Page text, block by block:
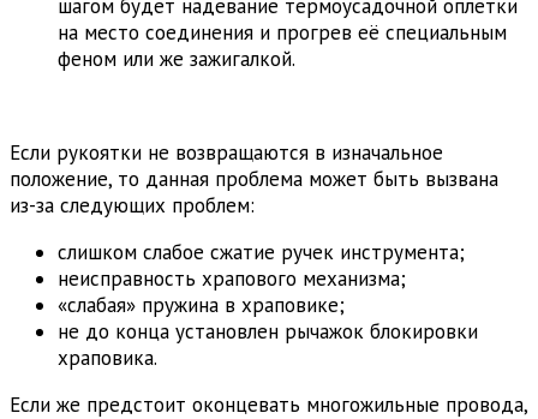
шагом будет надевание термоусадочной оплетки
на место соединения и прогрев её специальным
феном или же зажигалкой.
Если рукоятки не возвращаются в изначальное
положение, то данная проблема может быть вызвана
из-за следующих проблем:
слишком слабое сжатие ручек инструмента;
неисправность храпового механизма;
«слабая» пружина в храповике;
не до конца установлен рычажок блокировки
храповика.
Если же предстоит оконцевать многожильные провода,